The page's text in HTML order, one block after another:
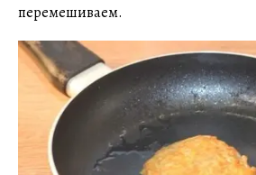
перемешиваем.